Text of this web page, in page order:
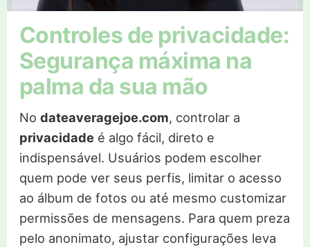
Controles de privacidade:
Segurança máxima na
palma da sua mão
No dateaveragejoe.com, controlar a
privacidadeé algo fácil, direto e
indispensável. Usuários podem escolher
quem pode ver seus perfis, limitar o acesso
ao álbum de fotos ou até mesmo customizar
permissões de mensagens. Para quem preza
pelo anonimato, ajustar configurações leva